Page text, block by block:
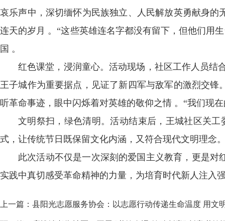
哀乐声中，深切缅怀为民族独立、人民解放英勇献身
连天的岁月 。“这些英雄连名字都没有留下，但他们用
国 。
红色课堂，浸润童心。活动现场，社区工作人员结
王子城作为重要据点，见证了新四军与敌军的激烈交
听革命事迹，眼中闪烁着对英雄的敬仰之情 。“我们现
文明祭扫，绿色清明。活动结束后，王城社区关
式，让传统节日既保留文化内涵，又符合现代文明理念
此次活动不仅是一次深刻的爱国主义教育，更是
实践中真切感受革命精神的力量，为培育时代新人注入
上一篇： 县阳光志愿服务协会：以志愿行动传递生命温度 用文